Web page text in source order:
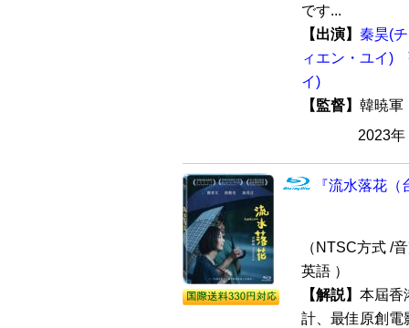
です...
【出演】 秦昊(
ィエン・ユイ)
イ)
【監督】 韓暁
2023
『流水落花
（NTSC方式 /
英語 ）
【解説】 本屆香
計、最佳原創電